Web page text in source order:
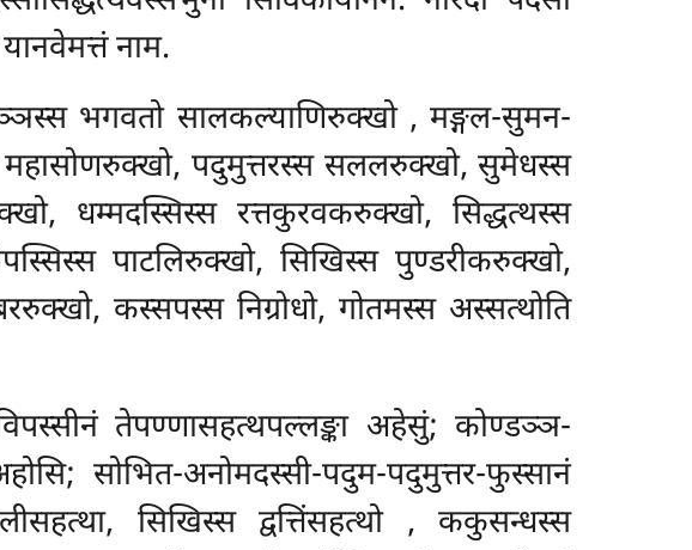
नाम.
भगवतो सालकल्याणिरुक्खो , मङ्गल-सुमन-
पदुमुत्तरस्स सललरुक्खो, सुमेधस्स
धम्मदस्सिस्स रत्तकुरवकरुक्खो, सिद्धत्थस्स
पाटलिरुक्खो, सिखिस्स पुण्डरीकरुक्खो,
कस्सपस्स निग्रोधो, गोतमस्स अस्सत्थोति
विपस्सीनं तेपण्णासहत्थपल्लङ्का अहेसुं; कोण्डञ्ञ-
सोभित-अनोमदस्सी-पदुम-पदुमुत्तर-फुस्सानं
सिखिस्स द्वत्तिंसहत्थो , ककुसन्धस्स